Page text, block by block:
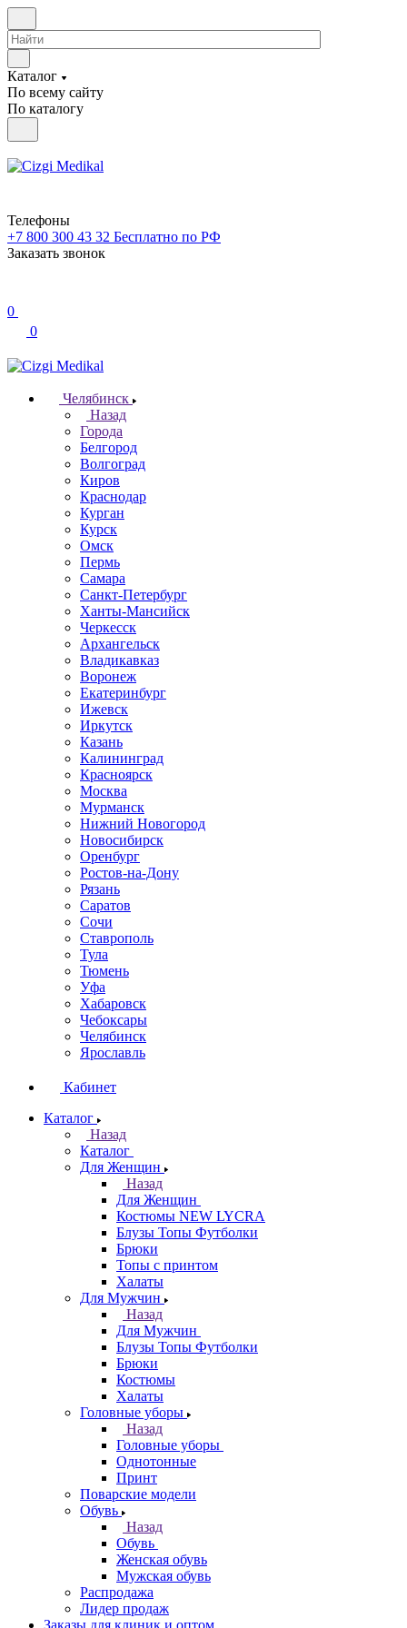
Каталог
По всему сайту
По каталогу
Телефоны
+7 800 300 43 32 Бесплатно по РФ
Заказать звонок
0
0
Челябинск
Назад
Города
Белгород
Волгоград
Киров
Краснодар
Курган
Курск
Омск
Пермь
Самара
Санкт-Петербург
Ханты-Мансийск
Черкесск
Архангельск
Владикавказ
Воронеж
Екатеринбург
Ижевск
Иркутск
Казань
Калининград
Красноярск
Москва
Мурманск
Нижний Новогород
Новосибирск
Оренбург
Ростов-на-Дону
Рязань
Саратов
Сочи
Ставрополь
Тула
Тюмень
Уфа
Хабаровск
Чебоксары
Челябинск
Ярославль
Кабинет
Каталог
Назад
Каталог
Для Женщин
Назад
Для Женщин
Костюмы NEW LYCRA
Блузы Топы Футболки
Брюки
Топы с принтом
Халаты
Для Мужчин
Назад
Для Мужчин
Блузы Топы Футболки
Брюки
Костюмы
Халаты
Головные уборы
Назад
Головные уборы
Однотонные
Принт
Поварские модели
Обувь
Назад
Обувь
Женская обувь
Мужская обувь
Распродажа
Лидер продаж
Заказы для клиник и оптом